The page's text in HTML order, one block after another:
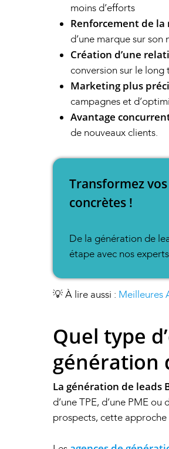
moins d’efforts
Renforcement de
d’une marque sur son
Création d’une
conversion sur le long
Marketing plus
campagnes et
Avantage
de nouveaux clients.
Transformez
concrètes !
De la génération de
étape avec nos
💡 À lire aussi : Meilleures
Quel type
génération
La génération de leads
d’une TPE, d’une PME
prospects, cette